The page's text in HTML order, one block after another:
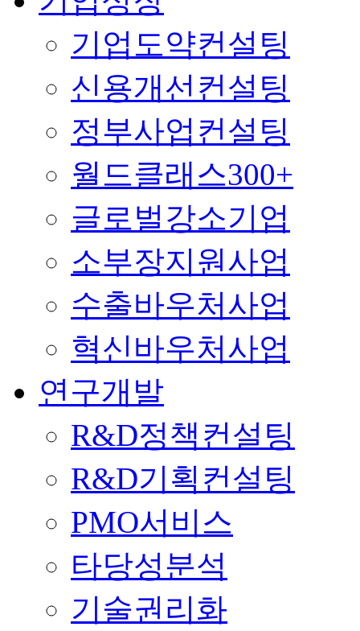
기업도약컨설팅
신용개선컨설팅
정부사업컨설팅
월드클래스300+
글로벌강소기업
소부장지원사업
수출바우처사업
혁신바우처사업
연구개발
R&D정책컨설팅
R&D기획컨설팅
PMO서비스
타당성분석
기술권리화